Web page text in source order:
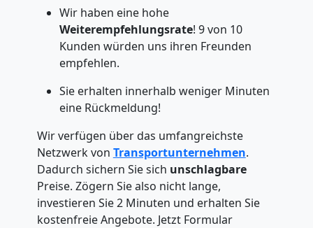
Wir haben eine hohe
Weiterempfehlungsrate! 9 von 10
Kunden würden uns ihren Freunden
empfehlen.
Sie erhalten innerhalb weniger Minuten
eine Rückmeldung!
Wir verfügen über das umfangreichste
Netzwerk von Transportunternehmen.
Dadurch sichern Sie sich unschlagbare
Preise. Zögern Sie also nicht lange,
investieren Sie 2 Minuten und erhalten Sie
kostenfreie Angebote. Jetzt Formular